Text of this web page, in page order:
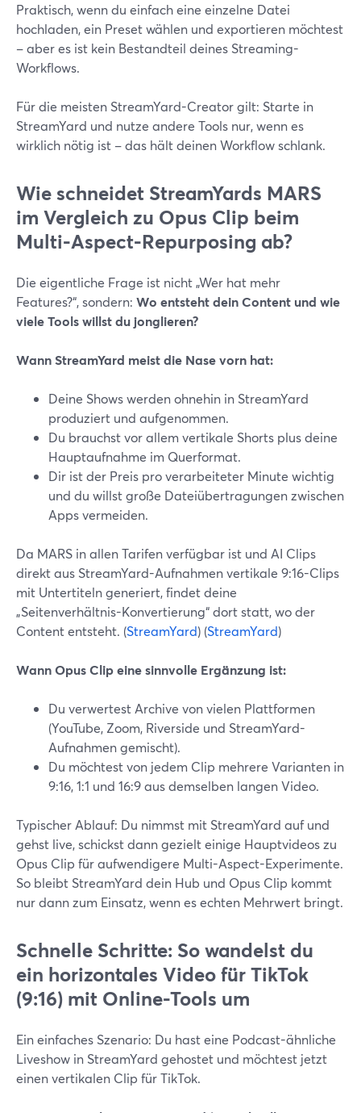
Praktisch, wenn du einfach eine einzelne Datei
hochladen, ein Preset wählen und exportieren möchtest
– aber es ist kein Bestandteil deines Streaming-
Workflows.
Für die meisten StreamYard-Creator gilt: Starte in
StreamYard und nutze andere Tools nur, wenn es
wirklich nötig ist – das hält deinen Workflow schlank.
Wie schneidet StreamYards MARS
im Vergleich zu Opus Clip beim
Multi-Aspect-Repurposing ab?
Die eigentliche Frage ist nicht „Wer hat mehr
Features?“, sondern: Wo entsteht dein Content und wie
viele Tools willst du jonglieren?
Wann StreamYard meist die Nase vorn hat:
Deine Shows werden ohnehin in StreamYard
produziert und aufgenommen.
Du brauchst vor allem vertikale Shorts plus deine
Hauptaufnahme im Querformat.
Dir ist der Preis pro verarbeiteter Minute wichtig
und du willst große Dateiübertragungen zwischen
Apps vermeiden.
Da MARS in allen Tarifen verfügbar ist und AI Clips
direkt aus StreamYard-Aufnahmen vertikale 9:16-Clips
mit Untertiteln generiert, findet deine
„Seitenverhältnis-Konvertierung“ dort statt, wo der
Content entsteht. (StreamYard) (StreamYard)
Wann Opus Clip eine sinnvolle Ergänzung ist:
Du verwertest Archive von vielen Plattformen
(YouTube, Zoom, Riverside und StreamYard-
Aufnahmen gemischt).
Du möchtest von jedem Clip mehrere Varianten in
9:16, 1:1 und 16:9 aus demselben langen Video.
Typischer Ablauf: Du nimmst mit StreamYard auf und
gehst live, schickst dann gezielt einige Hauptvideos zu
Opus Clip für aufwendigere Multi-Aspect-Experimente.
So bleibt StreamYard dein Hub und Opus Clip kommt
nur dann zum Einsatz, wenn es echten Mehrwert bringt.
Schnelle Schritte: So wandelst du
ein horizontales Video für TikTok
(9:16) mit Online-Tools um
Ein einfaches Szenario: Du hast eine Podcast-ähnliche
Liveshow in StreamYard gehostet und möchtest jetzt
einen vertikalen Clip für TikTok.